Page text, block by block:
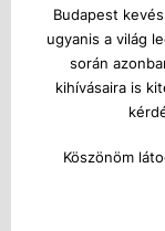
Budapest
ugyanis a világ
során
kihívásaira is
Köszönöm